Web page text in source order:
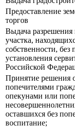
Предоставление
торгов
Выдача разрешения
участка,
собственности, без
установления
Российской
Принятие решения
попечителями
опекунами или
оставшихся без
воспитание;